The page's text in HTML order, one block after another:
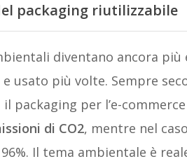
packaging riutilizzabile
diventano ancora
usato più volte. Sempre
il packaging per l’e-
di CO2, mentre nel
Il tema ambientale è